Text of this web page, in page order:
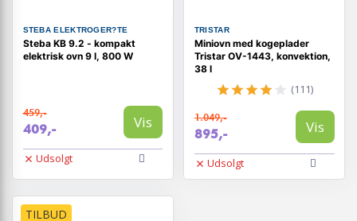
STEBA ELEKTROGER?TE
Steba KB 9.2 - kompakt
elektrisk ovn 9 l, 800 W
459,-
409,- Vis
Udsolgt
TRISTAR
Miniovn med kogeplader
Tristar OV-1443, konvektion,
38 l
(111)
1.049,-
895,- Vis
Udsolgt
TILBUD